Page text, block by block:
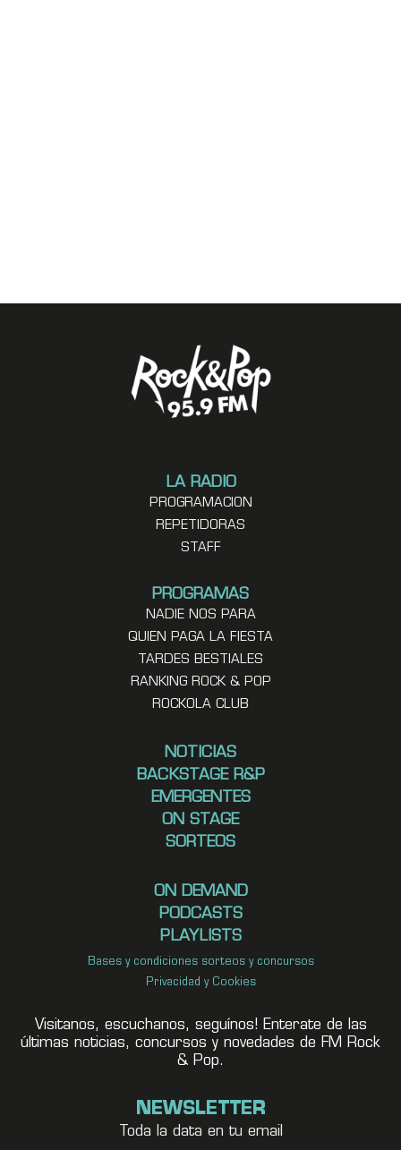
LA RADIO
PROGRAMACION
REPETIDORAS
STAFF
PROGRAMAS
NADIE NOS PARA
QUIEN PAGA LA FIESTA
TARDES BESTIALES
RANKING ROCK & POP
ROCKOLA CLUB
NOTICIAS
BACKSTAGE R&P
EMERGENTES
ON STAGE
SORTEOS
ON DEMAND
PODCASTS
PLAYLISTS
Bases y condiciones sorteos y concursos
Privacidad y Cookies
Visitanos, escuchanos, seguínos! Enterate de las
últimas noticias, concursos y novedades de FM Rock
& Pop.
NEWSLETTER
Toda la data en tu email